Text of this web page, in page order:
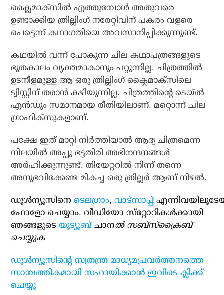
ക്ലൈമാക്‌സില്‍ എത്തുമ്പോള്‍ അതുവരെ
ഉണ്ടാക്കിയ ത്രില്ലിംഗ് നരേറ്റിവിന് പകരം വളരെ
പെട്ടെന്ന് കഥാഗതിയെ അവസാനിപ്പിക്കുന്നുണ്ട്.
കഥയില്‍ വന്ന് പോകുന്ന ചില കഥാപത്രങ്ങളുടെ
ഭൂതകാലം വ്യക്തമാകാനും പറ്റുന്നില്ല. ചിത്രത്തില്‍
ഉടനീളമുള്ള ആ ഒരു ത്രില്ലിംഗ് ക്ലൈമാക്‌സിലെ
ട്വിസ്റ്റിന് തരാന്‍ കഴിയുന്നില്ല. ചിത്രത്തിന്റെ ടെയ്ല്‍
എന്‍ഡും സമാനമായ രീതിയിലാണ്. മറ്റൊന്ന് ചില
ഗ്രാഫിക്‌സുകളാണ്.
പക്ഷേ ഇത് മാറ്റി നിര്‍ത്തിയാല്‍ ആദ്യ ചിത്രമെന്ന
നിലയില്‍ അപ്പു ഭട്ടതിരി അഭിനന്ദനങ്ങള്‍
അര്‍ഹിക്കുന്നുണ്ട്. തിയേറ്ററില്‍ നിന്ന് തന്നെ
അനുഭവിക്കേണ്ട മികച്ച ഒരു ത്രില്ലര്‍ ആണ് നിഴല്‍.
ഡൂള്‍ന്യൂസിനെടെലഗ്രാം,വാട്‌സാപ്പ്
ഫോളോ ചെയ്യാം. വീഡിയോ സ്‌റ്റോറികള്‍ക്കായി
ഞങ്ങളുടെയൂട്യൂബ്ചാനല്‍ സബ്‌സ്‌ക്രൈബ്
ചെയ്യുക
ഡൂള്‍ന്യൂസിന്റെ സ്വതന്ത്ര മാധ്യമപ്രവര്‍ത്തനത്തെ
സാമ്പത്തികമായി സഹായിക്കാന്‍ ഇവിടെ ക്ലിക്ക്
ചെയ്യൂ